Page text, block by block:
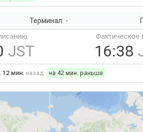
Терминал: -
JST
Фактическое
16:38
12 мин. назад на 42 мин. раньше